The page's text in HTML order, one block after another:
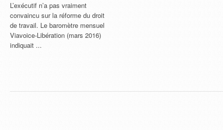
L’exécutif n’a pas vraiment
convaincu sur la réforme du droit
de travail. Le baromètre mensuel
Viavoice-Libération (mars 2016)
indiquait ...